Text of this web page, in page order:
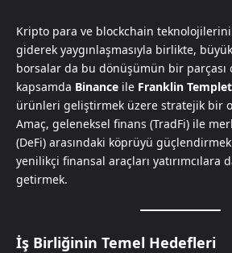
Kripto para ve blockchain
giderek yaygınlaşmasıyla birlikte,
borsalar da bu dönüşümün bir parçası
kapsamda Binance ile Franklin
ürünleri geliştirmek üzere stratejik bir
Amaç, geleneksel finans (TradFi) ile
(DeFi) arasındaki köprüyü
yenilikçi finansal araçları yatırımcılara
getirmek.
İş Birliğinin Temel Hedefleri